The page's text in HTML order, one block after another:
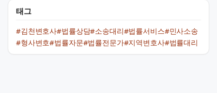
태그
#김천변호사#법률상담#소송대리#법률서비스#민사소송
#형사변호#법률자문#법률전문가#지역변호사#법률대리